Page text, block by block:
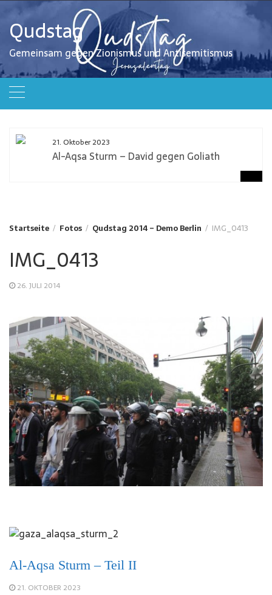
Zum
Inhalt
springen
Qudstag
Gemeinsam gegen Zionismus und Antisemitismus
21. Oktober 2023
Al-Aqsa Sturm – David gegen Goliath
Startseite Fotos Qudstag 2014 – Demo Berlin IMG_0413
IMG_0413
26. JULI 2014
Al-Aqsa Sturm – Teil II
21. OKTOBER 2023